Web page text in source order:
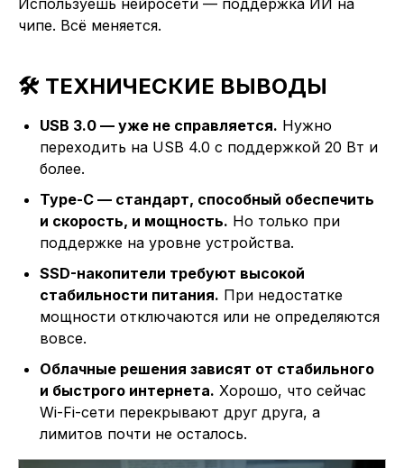
Используешь нейросети — поддержка ИИ на
чипе. Всё меняется.
🛠️ ТЕХНИЧЕСКИЕ ВЫВОДЫ
USB 3.0 — уже не справляется. Нужно
переходить на USB 4.0 с поддержкой 20 Вт и
более.
Type-C — стандарт, способный обеспечить
и скорость, и мощность. Но только при
поддержке на уровне устройства.
SSD-накопители требуют высокой
стабильности питания. При недостатке
мощности отключаются или не определяются
вовсе.
Облачные решения зависят от стабильного
и быстрого интернета. Хорошо, что сейчас
Wi-Fi-сети перекрывают друг друга, а
лимитов почти не осталось.